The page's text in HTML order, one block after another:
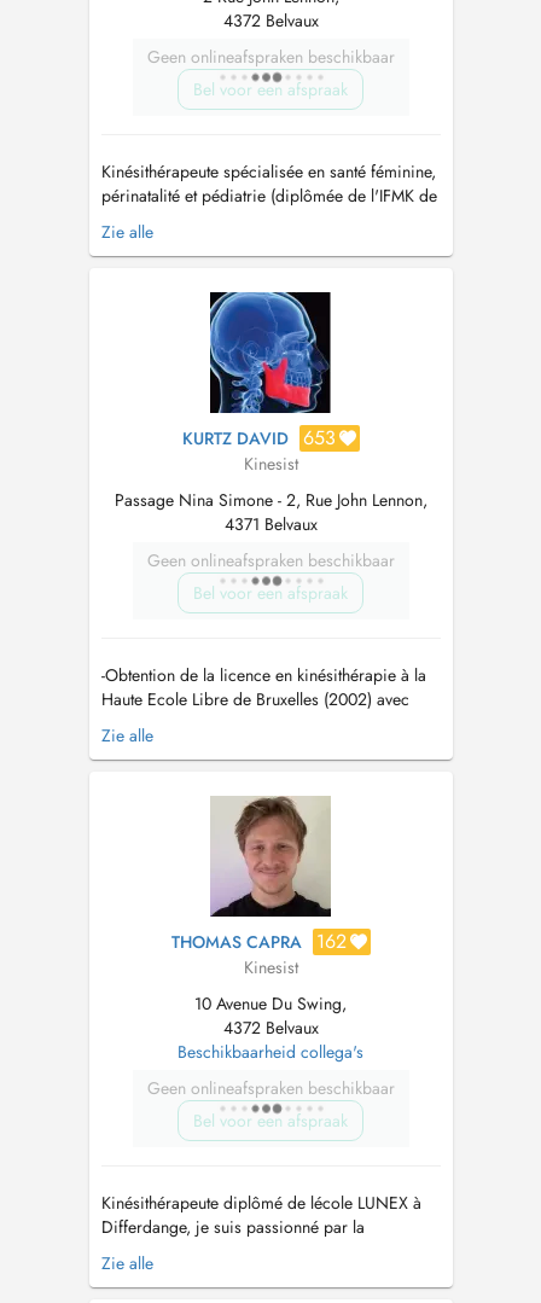
4372 Belvaux
Geen onlineafspraken beschikbaar
Bel voor een afspraak
Kinésithérapeute spécialisée en santé féminine,
périnatalité et pédiatrie (diplômée de l'IFMK de
Nancy en 2014). Mes soins sont principalement
dédiés à l'accompagnement global de la
particulière en pelvi-périnéologie, périnatalité
et pédiatrie. Chaque pris...
Zie alle
KURTZ DAVID 653
Kinesist
Passage Nina Simone - 2, Rue John Lennon,
4371 Belvaux
Geen onlineafspraken beschikbaar
Bel voor een afspraak
-Obtention de la licence en kinésithérapie à la
Haute Ecole Libre de Bruxelles (2002) avec
option pédiatrie, lymphologie, kinésithérapie
du sport et thérapie manuelle -Ostéopathie
Medecine (2002-2007) et ostéopathie
crânienne au Collège d'Enseignem...
Zie alle
THOMAS CAPRA 162
Kinesist
10 Avenue Du Swing,
4372 Belvaux
Beschikbaarheid collega's
Geen onlineafspraken beschikbaar
Bel voor een afspraak
Kinésithérapeute diplômé de lécole LUNEX à
Differdange, je suis passionné par la
rééducation fonctionnelle et l'accompagnement
global des patients. Ma formation universitaire
Zie alle